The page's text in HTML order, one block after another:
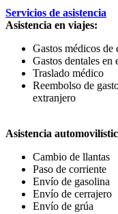
Servicios de asistencia
Asistencia en viajes:
Gastos médicos de
Gastos dentales en
Traslado médico
Reembolso de
extranjero
Asistencia
Cambio de llantas
Paso de corriente
Envío de gasolina
Envío de cerrajero
Envío de grúa